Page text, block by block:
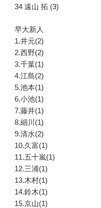
34 遠山 拓 (3)
早大新人
1.井元(2)
2.西野(2)
3.千葉(1)
4.江島(2)
5.池本(1)
6.小池(1)
7.藤井(1)
8.細川(1)
9.清水(2)
10.久富(1)
11.五十嵐(1)
12.三浦(1)
13.木村(1)
14.鈴木(1)
15.京山(1)